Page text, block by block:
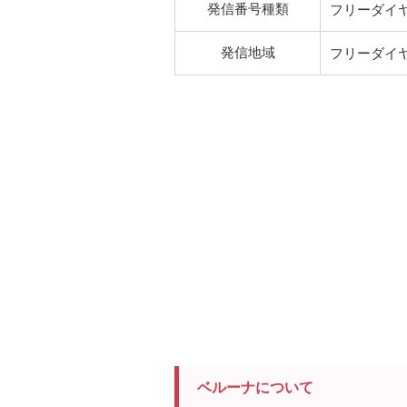
発信番号種類 フリーダイ
発信地域 フリーダイ
ベルーナについて